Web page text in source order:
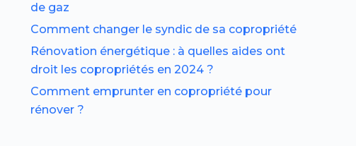
de gaz
Comment changer le syndic de sa copropriété
Rénovation énergétique : à quelles aides ont
droit les copropriétés en 2024 ?
Comment emprunter en copropriété pour
rénover ?